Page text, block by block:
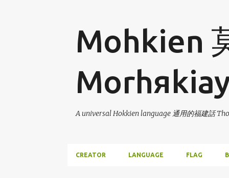
Mohkien
A universal Hokkien language 通用的福建話
CREATOR LANGUAGE FLAG